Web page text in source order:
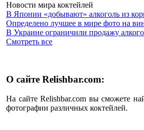
Новости мира коктейлей
В Японии «добывают» алкоголь из
Определено лучшее в мире фото на
В Украине ограничили продажу
Смотреть все
О сайте Relishbar.com:
На сайте Relishbar.com вы сможете
фотографии различных коктейлей.